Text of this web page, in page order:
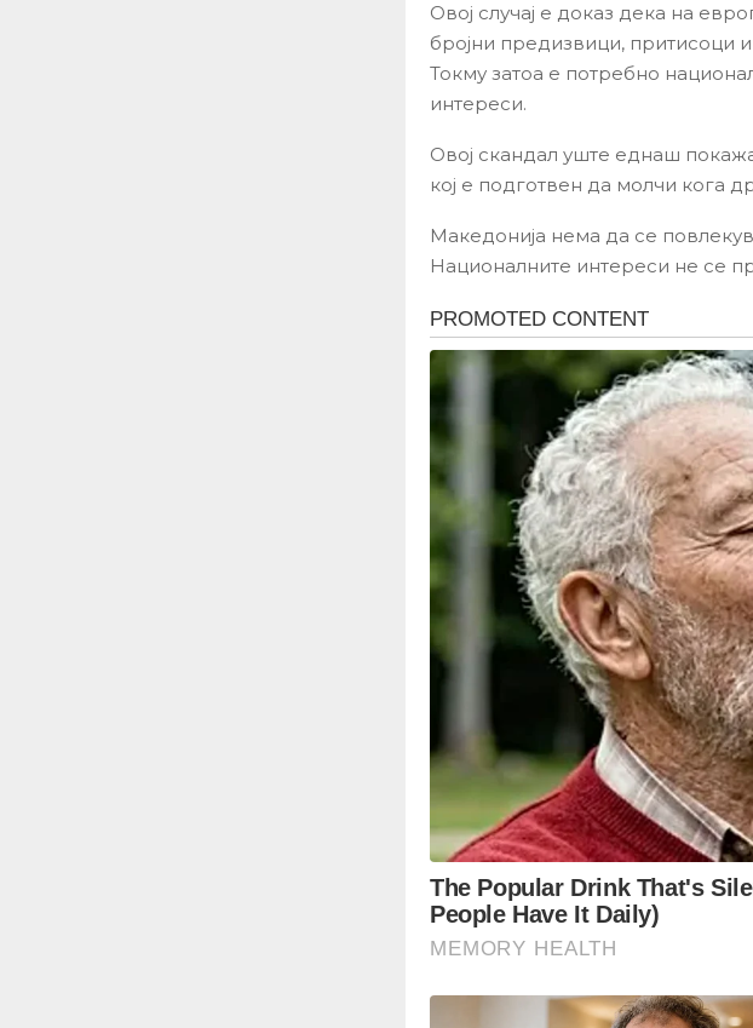
Овој случај е доказ дека на
бројни предизвици, притисоци
Токму затоа е потребно
интереси.
Овој скандал уште еднаш
кој е подготвен да молчи кога
Македонија нема да се
Националните интереси не се